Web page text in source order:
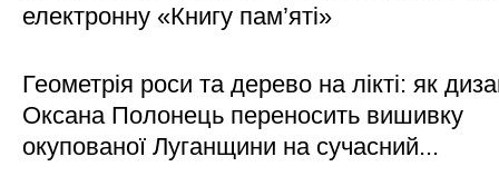
електронну «Книгу пам’яті»
Геометрія роси та дерево на лікті: як
Оксана Полонець переносить вишивку
окупованої Луганщини на сучасний...